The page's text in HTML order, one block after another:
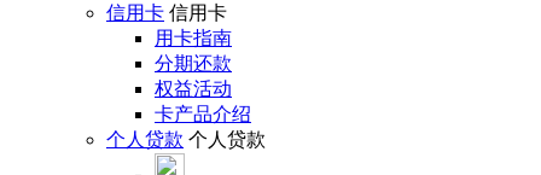
信用卡 信用卡
用卡指南
分期还款
权益活动
卡产品介绍
个人贷款 个人贷款